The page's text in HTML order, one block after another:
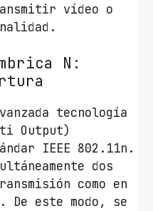
vídeo o
N:
tecnología
Output)
IEEE 802.11n.
dos
como en
De este modo, se